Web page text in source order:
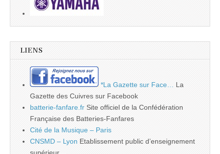
LIENS
*La Gazette sur Face…
La
Gazette des Cuivres sur Facebook
batterie-fanfare.fr Site officiel de la Confédération
Française des Batteries-Fanfares
Cité de la Musique – Paris
CNSMD – Lyon Etablissement public d’enseignement